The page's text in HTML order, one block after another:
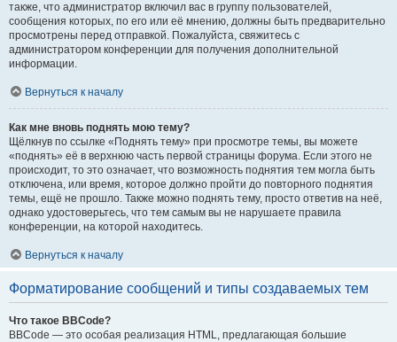
также, что администратор включил вас в группу пользователей,
сообщения которых, по его или её мнению, должны быть предварительно
просмотрены перед отправкой. Пожалуйста, свяжитесь с
администратором конференции для получения дополнительной
информации.
Вернуться к началу
Как мне вновь поднять мою тему?
Щёлкнув по ссылке «Поднять тему» при просмотре темы, вы можете
«поднять» её в верхнюю часть первой страницы форума. Если этого не
происходит, то это означает, что возможность поднятия тем могла быть
отключена, или время, которое должно пройти до повторного поднятия
темы, ещё не прошло. Также можно поднять тему, просто ответив на неё,
однако удостоверьтесь, что тем самым вы не нарушаете правила
конференции, на которой находитесь.
Вернуться к началу
Форматирование сообщений и типы создаваемых тем
Что такое BBCode?
BBCode — это особая реализация HTML, предлагающая большие